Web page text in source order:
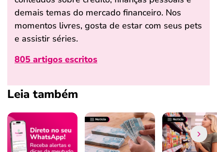
demais temas do mercado financeiro. Nos
momentos livres, gosta de estar com seus pets
e assistir séries.
805 artigos escritos
Leia também